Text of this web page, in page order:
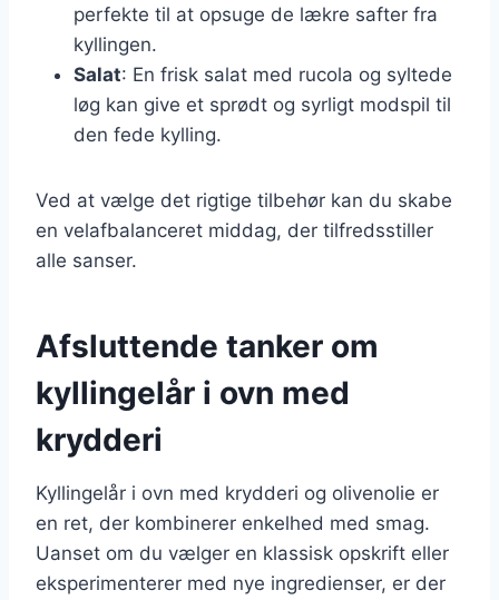
perfekte til at opsuge de lækre safter fra
kyllingen.
Salat: En frisk salat med rucola og syltede
løg kan give et sprødt og syrligt modspil til
den fede kylling.
Ved at vælge det rigtige tilbehør kan du skabe
en velafbalanceret middag, der tilfredsstiller
alle sanser.
Afsluttende tanker om
kyllingelår i ovn med
krydderi
Kyllingelår i ovn med krydderi og olivenolie er
en ret, der kombinerer enkelhed med smag.
Uanset om du vælger en klassisk opskrift eller
eksperimenterer med nye ingredienser, er der